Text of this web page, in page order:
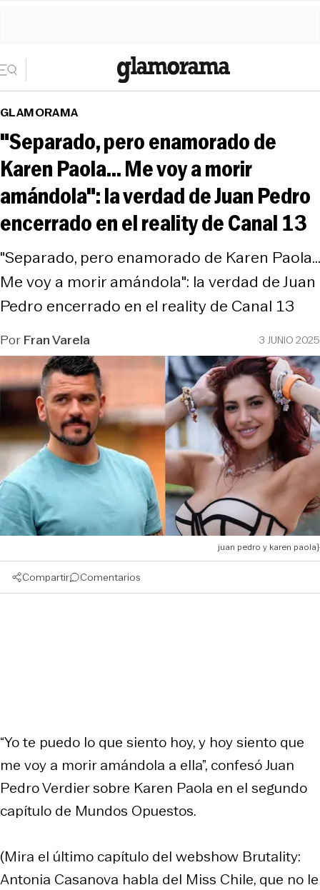
GLAMORAMA
"Separado, pero enamorado de
Karen Paola... Me voy a morir
amándola": la verdad de Juan Pedro
encerrado en el reality de Canal 13
"Separado, pero enamorado de Karen Paola...
Me voy a morir amándola": la verdad de Juan
Pedro encerrado en el reality de Canal 13
PorFran Varela 3 JUNIO 2025
juan pedro y karen paola}
Compartir Comentarios
“Yo te puedo lo que siento hoy, y hoy siento que
me voy a morir amándola a ella”, confesó Juan
Pedro Verdier sobre Karen Paola en el segundo
capítulo de Mundos Opuestos.
(Mira el último capítulo del webshow Brutality:
Antonia Casanova habla del Miss Chile, que no le